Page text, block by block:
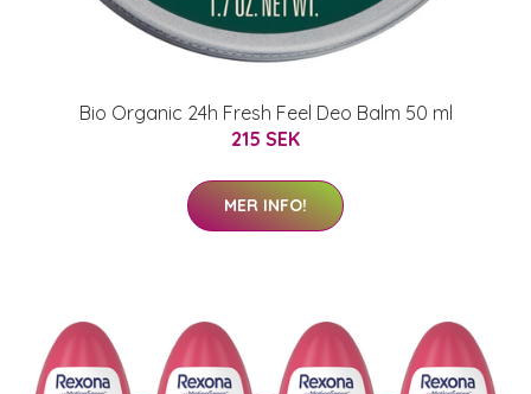
Bio Organic 24h Fresh Feel Deo Balm 50 ml
215 SEK
MER INFO!